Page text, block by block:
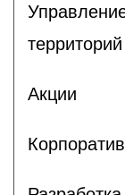
территорий
Акции